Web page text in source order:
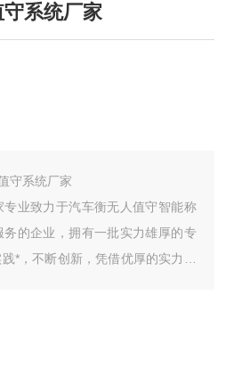
系统厂家
守系统厂家
专业致力于汽车衡无人值守智能称
的企业，拥有一批实力雄厚的专
*，不断创新，凭借优厚的实力为